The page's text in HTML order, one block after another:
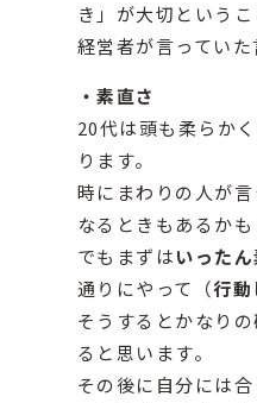
き」が大切という
経営者が言っていた
・素直さ
20代は頭も柔らか
ります。
時にまわりの人が
なるときもあるかも
でもまずはいった
通りにやって（行動
そうするとかなり
ると思います。
その後に自分には